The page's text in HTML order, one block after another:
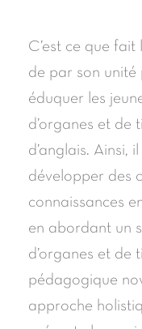
C’est ce que fait
de par son unité
éduquer les
d’organes et de
d’anglais. Ainsi,
développer des
connaissances
en abordant un
d’organes et de
pédagogique
approche